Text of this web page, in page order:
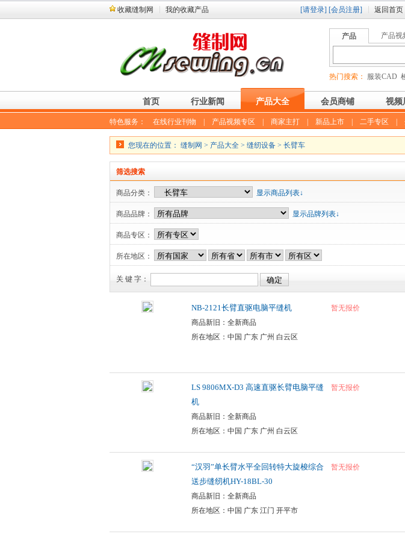
收藏缝制网 我的收藏产品 [请登录] [会员注册] 返回首页
产品 产品视
热门搜索： 服装CAD
首页 行业新闻 产品大全 会员商铺 视频
特色服务： 在线行业刊物 产品视频专区 商家主打 新品上市 二手专区
您现在的位置： 缝制网 > 产品大全 > 缝纫设备 > 长臂车
筛选搜索
商品分类： 显示商品列表↓
商品品牌： 显示品牌列表↓
商品专区：
所在地区：
关 键 字：
NB-2121长臂直驱电脑平缝机
商品新旧：全新商品
所在地区：中国 广东 广州 白云区
暂无报价
LS 9806MX-D3 高速直驱长臂电脑平缝
机
商品新旧：全新商品
所在地区：中国 广东 广州 白云区
暂无报价
“汉羽”单长臂水平全回转特大旋梭综合
送步缝纫机HY-18BL-30
商品新旧：全新商品
所在地区：中国 广东 江门 开平市
暂无报价